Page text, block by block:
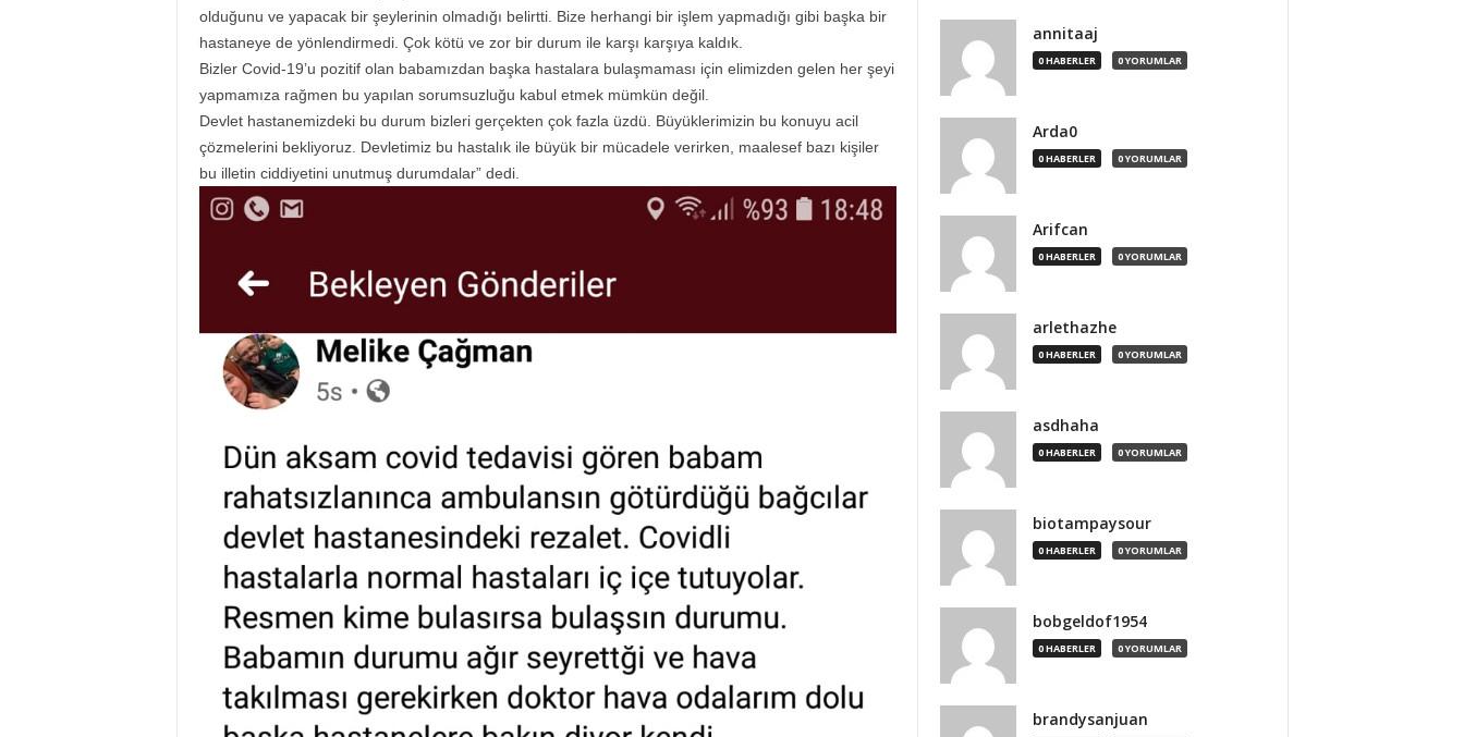
olduğunu ve yapacak bir şeylerinin olmadığı belirtti. Bize herhangi bir işlem yapmadığı gibi başka bir
hastaneye de yönlendirmedi. Çok kötü ve zor bir durum ile karşı karşıya kaldık.
Bizler Covid-19’u pozitif olan babamızdan başka hastalara bulaşmaması için elimizden gelen her şeyi
yapmamıza rağmen bu yapılan sorumsuzluğu kabul etmek mümkün değil.
Devlet hastanemizdeki bu durum bizleri gerçekten çok fazla üzdü. Büyüklerimizin bu konuyu acil
çözmelerini bekliyoruz. Devletimiz bu hastalık ile büyük bir mücadele verirken, maalesef bazı kişiler
bu illetin ciddiyetini unutmuş durumdalar” dedi.
annitaaj
0 HABERLER 0 YORUMLAR
Arda0
0 HABERLER 0 YORUMLAR
Arifcan
0 HABERLER 0 YORUMLAR
arlethazhe
0 HABERLER 0 YORUMLAR
asdhaha
0 HABERLER 0 YORUMLAR
biotampaysour
0 HABERLER 0 YORUMLAR
bobgeldof1954
0 HABERLER 0 YORUMLAR
brandysanjuan